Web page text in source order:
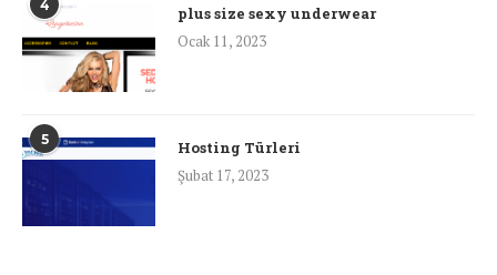
4
plus size sexy underwear
Ocak 11, 2023
5
Hosting Türleri
Şubat 17, 2023